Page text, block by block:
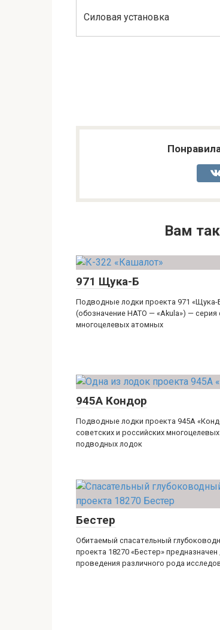
Силовая установка
Вам
971 Щука-Б
Подводные лодки проекта 971 «Щука-
(обозначение НАТО — «Akula») — серия
многоцелевых атомных
945А Кондор
Подводные лодки проекта 945А
советских и российских
подводных лодок
Бестер
Обитаемый спасательный
проекта 18270 «Бестер» предназначен
проведения различного рода